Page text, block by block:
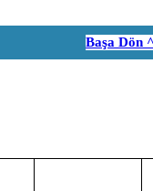
Başa Dön
: